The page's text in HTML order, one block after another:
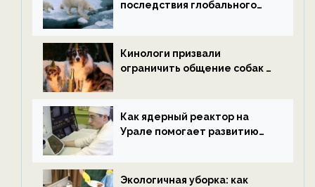
последствия глобального
ECOportal
Кинологи призвали
ограничить общение собак с
ECOportal
Как ядерный реактор на
Урале помогает развитию
ECOportal
Экологичная уборка: как